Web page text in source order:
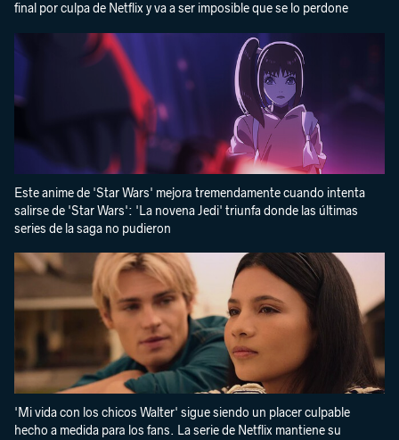
final por culpa de Netflix y va a ser imposible que se lo perdone
Este anime de 'Star Wars' mejora tremendamente cuando intenta
salirse de 'Star Wars': 'La novena Jedi' triunfa donde las últimas
series de la saga no pudieron
'Mi vida con los chicos Walter' sigue siendo un placer culpable
hecho a medida para los fans. La serie de Netflix mantiene su